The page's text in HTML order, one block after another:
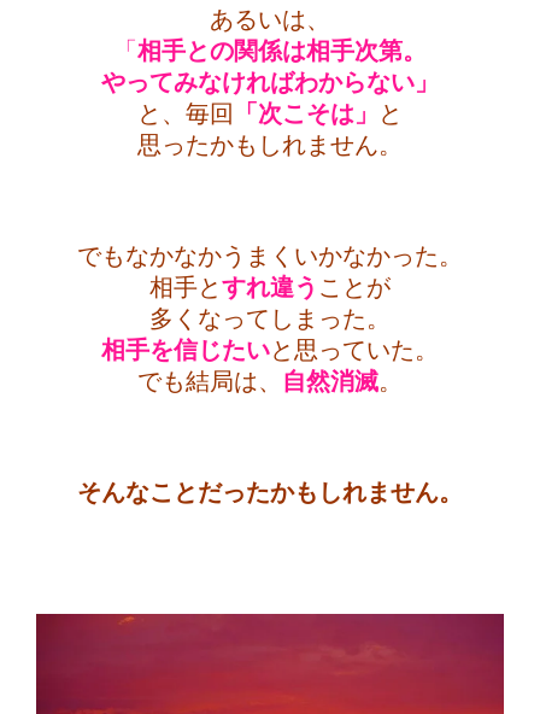
あるいは、
「 相手との関係は相手次第。
やってみなければわからない」
と、毎回
「次こそは」
と
思ったかもしれません。
でもなかなかうまくいかなかった。
相手とすれ違う ことが
多くなってしまった。
相手を信じたいと思っていた。
でも結局は、 自然消滅。
そんなことだったかもしれません。